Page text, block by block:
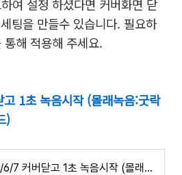
여 설정 하셨다면 커버화면 닫
팅을 만들수 있습니다. 필요하
해 적용해 주세요.
1초 녹음시작 (몰래녹음:굿락
)
Z플립5/6/7 커버닫고 1초 녹음시작 (몰래녹음:굿락 MultiStar 완벽 가이드)